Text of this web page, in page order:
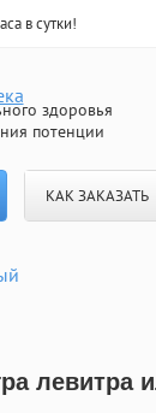
в сутки!
здоровья
потенции
КАК ЗАКАЗАТЬ
левитра